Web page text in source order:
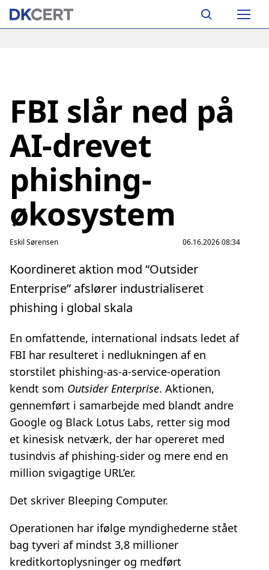
Skip
Main
FBI slår ned på
AI-drevet
phishing-
økosystem
Eskil Sørensen 06.16.2026 08:34
Koordineret aktion mod “Outsider
Enterprise” afslører industrialiseret
phishing i global skala
En omfattende, international indsats ledet af
FBI har resulteret i nedlukningen af en
storstilet phishing‑as‑a‑service‑operation
kendt som Outsider Enterprise. Aktionen,
gennemført i samarbejde med blandt andre
Google og Black Lotus Labs, retter sig mod
et kinesisk netværk, der har opereret med
tusindvis af phishing‑sider og mere end en
million svigagtige URL’er.
Det skriver Bleeping Computer.
Operationen har ifølge myndighederne stået
bag tyveri af mindst 3,8 millioner
kreditkortoplysninger og medført